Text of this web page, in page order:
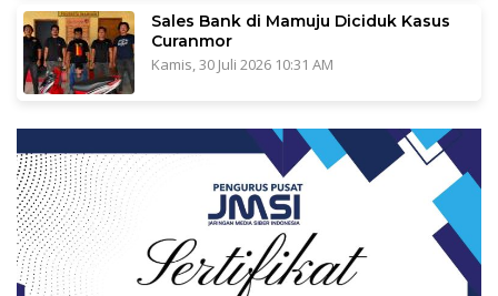
Sales Bank di Mamuju Diciduk Kasus
Curanmor
Kamis, 30 Juli 2026 10:31 AM